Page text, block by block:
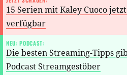
15 Serien mit Kaley Cuoco
verfügbar
NEU: PODCAST:
Die besten Streaming-Tipps
Podcast Streamgestöber